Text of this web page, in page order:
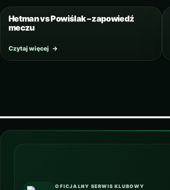
Hetman vs Powiślak – zapowiedź
meczu
Czytaj więcej →
OFICJALNY SERWIS KLUBOWY